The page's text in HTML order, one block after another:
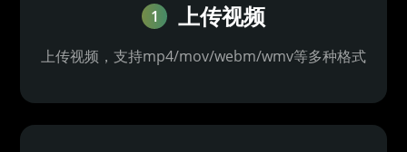
1 上传视频
上传视频，支持mp4/mov/webm/wmv等多种格式